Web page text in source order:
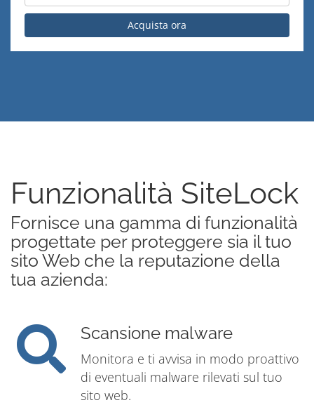
Acquista ora
Funzionalità SiteLock
Fornisce una gamma di funzionalità
progettate per proteggere sia il tuo
sito Web che la reputazione della
tua azienda:
Scansione malware
Monitora e ti avvisa in modo proattivo
di eventuali malware rilevati sul tuo
sito web.